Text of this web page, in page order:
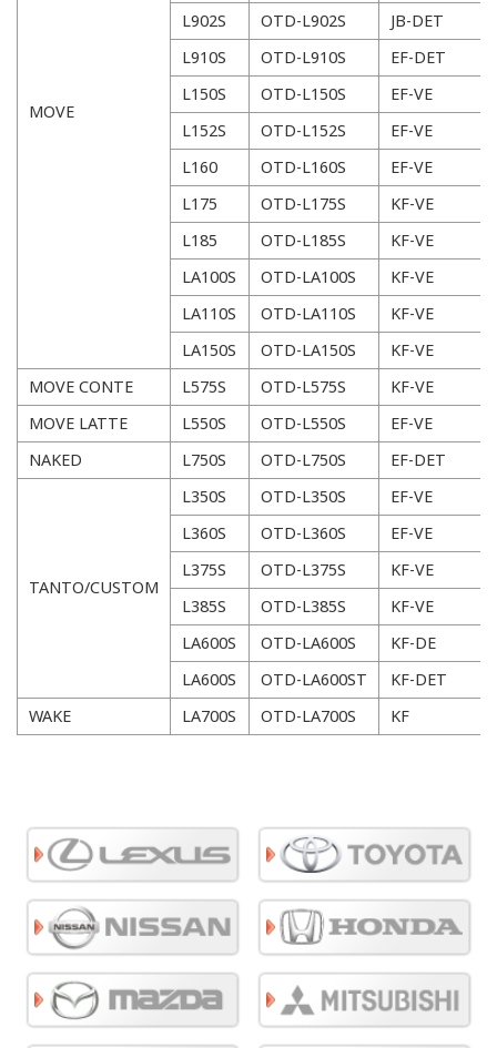
MOVE
L902S
OTD-L902S
JB-DET
L910S
OTD-L910S
EF-DET
L150S
OTD-L150S
EF-VE
L152S
OTD-L152S
EF-VE
L160
OTD-L160S
EF-VE
L175
OTD-L175S
KF-VE
L185
OTD-L185S
KF-VE
LA100S
OTD-LA100S
KF-VE
LA110S
OTD-LA110S
KF-VE
LA150S
OTD-LA150S
KF-VE
MOVE CONTE
L575S OTD-L575S
KF-VE
MOVE LATTE
L550S OTD-L550S
EF-VE
NAKED
L750S OTD-L750S EF-DET
TANTO/CUSTOM
L350S OTD-L350S
EF-VE
L360S
OTD-L360S
EF-VE
L375S
OTD-L375S
KF-VE
L385S
OTD-L385S
KF-VE
LA600S
OTD-LA600S
KF-DE
LA600S
OTD-LA600ST
KF-DET
WAKE
LA700S OTD-LA700S KF